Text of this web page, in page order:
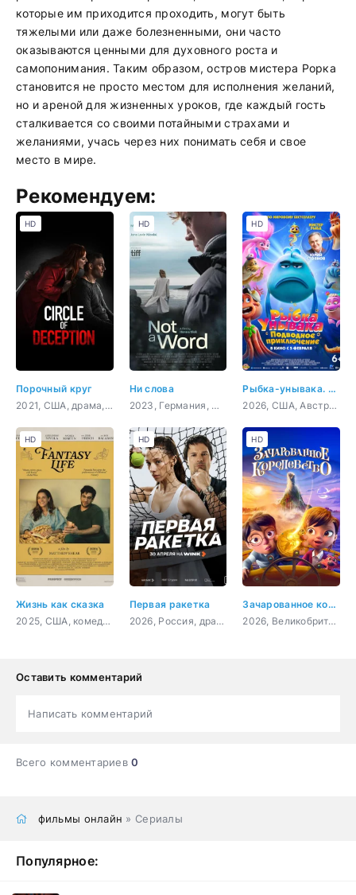
которые им приходится проходить, могут быть
тяжелыми или даже болезненными, они часто
оказываются ценными для духовного роста и
самопонимания. Таким образом, остров мистера Рорка
становится не просто местом для исполнения желаний,
но и ареной для жизненных уроков, где каждый гость
сталкивается со своими потайными страхами и
желаниями, учась через них понимать себя и свое
место в мире.
Рекомендуем:
Порочный круг
2021, США, драма, криминал
HD
Ни слова
2023, Германия, Словения, Франция, драма
HD
Рыбка-унывака. Подводное приключение
2026, США, Австралия, мультфильм, фэнтези, комедия, приключения, семейный
HD
Жизнь как сказка
2025, США, комедия
HD
Первая ракетка
2026, Россия, драма, спорт
HD
Зачарованное королевство
2026, Великобритания, США, Индия, мультфильм, фэнтези, семейный
HD
Оставить комментарий
Написать комментарий
Всего комментариев0
фильмы онлайн » Сериалы
Популярное: